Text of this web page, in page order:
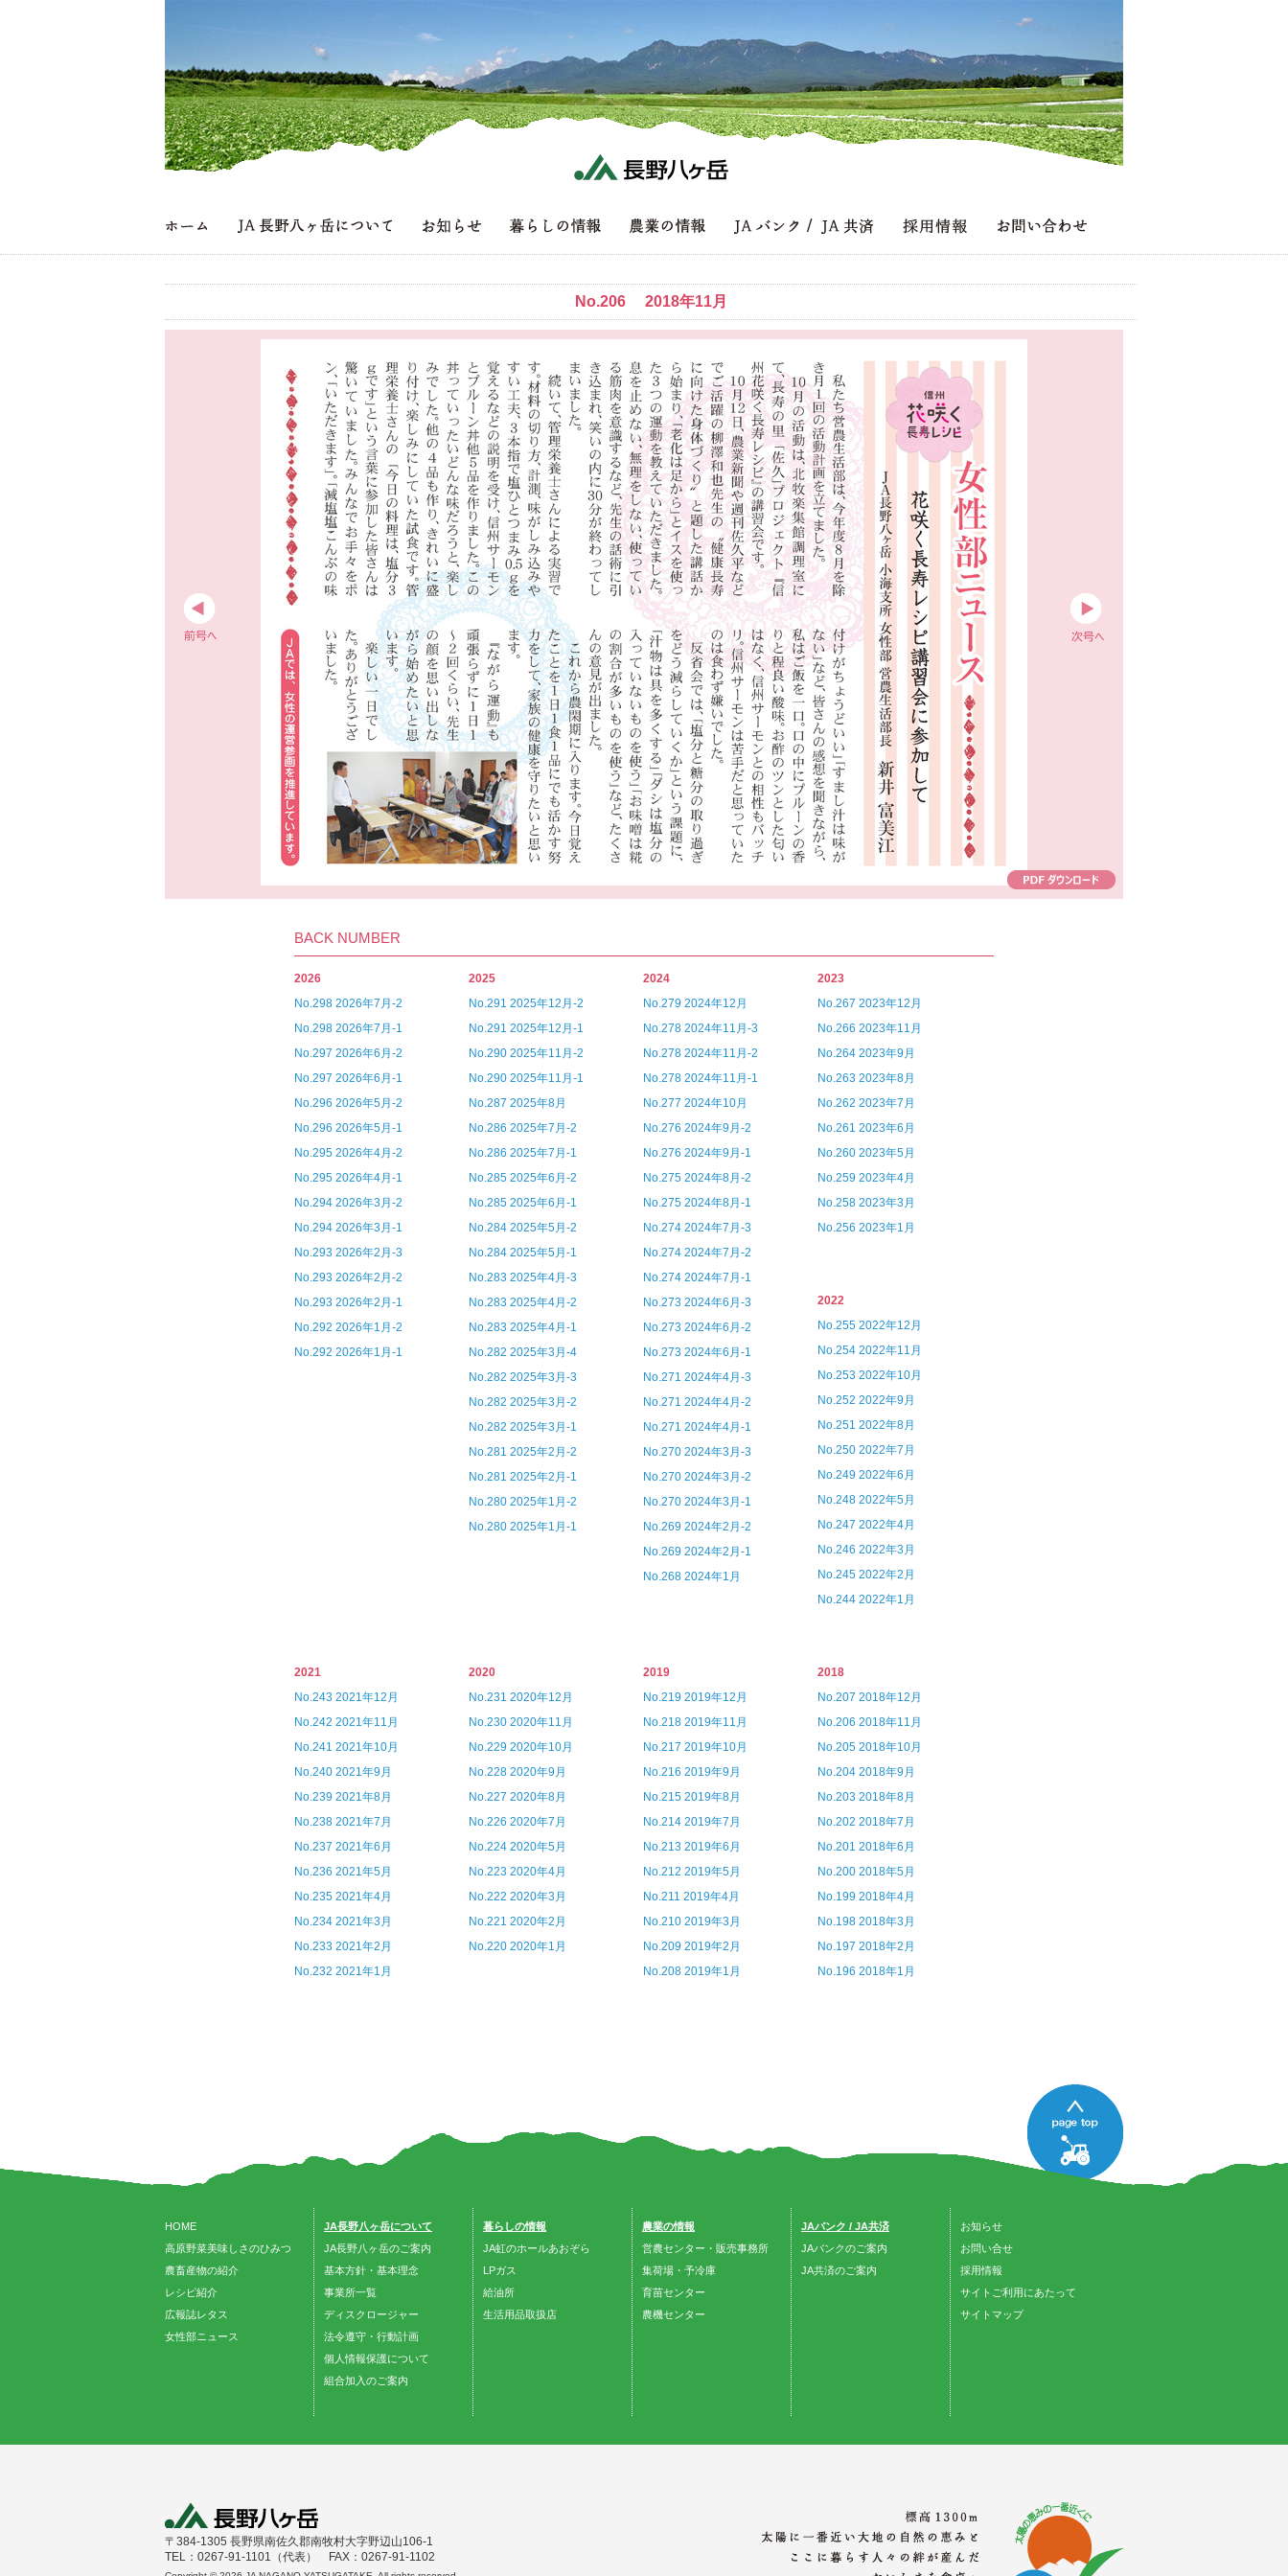
No.206 2018年11月
BACK NUMBER
2026
No.298 2026年7月-2
No.298 2026年7月-1
No.297 2026年6月-2
No.297 2026年6月-1
No.296 2026年5月-2
No.296 2026年5月-1
No.295 2026年4月-2
No.295 2026年4月-1
No.294 2026年3月-2
No.294 2026年3月-1
No.293 2026年2月-3
No.293 2026年2月-2
No.293 2026年2月-1
No.292 2026年1月-2
No.292 2026年1月-1
2025
No.291 2025年12月-2
No.291 2025年12月-1
No.290 2025年11月-2
No.290 2025年11月-1
No.287 2025年8月
No.286 2025年7月-2
No.286 2025年7月-1
No.285 2025年6月-2
No.285 2025年6月-1
No.284 2025年5月-2
No.284 2025年5月-1
No.283 2025年4月-3
No.283 2025年4月-2
No.283 2025年4月-1
No.282 2025年3月-4
No.282 2025年3月-3
No.282 2025年3月-2
No.282 2025年3月-1
No.281 2025年2月-2
No.281 2025年2月-1
No.280 2025年1月-2
No.280 2025年1月-1
2024
No.279 2024年12月
No.278 2024年11月-3
No.278 2024年11月-2
No.278 2024年11月-1
No.277 2024年10月
No.276 2024年9月-2
No.276 2024年9月-1
No.275 2024年8月-2
No.275 2024年8月-1
No.274 2024年7月-3
No.274 2024年7月-2
No.274 2024年7月-1
No.273 2024年6月-3
No.273 2024年6月-2
No.273 2024年6月-1
No.271 2024年4月-3
No.271 2024年4月-2
No.271 2024年4月-1
No.270 2024年3月-3
No.270 2024年3月-2
No.270 2024年3月-1
No.269 2024年2月-2
No.269 2024年2月-1
No.268 2024年1月
2023
No.267 2023年12月
No.266 2023年11月
No.264 2023年9月
No.263 2023年8月
No.262 2023年7月
No.261 2023年6月
No.260 2023年5月
No.259 2023年4月
No.258 2023年3月
No.256 2023年1月
2022
No.255 2022年12月
No.254 2022年11月
No.253 2022年10月
No.252 2022年9月
No.251 2022年8月
No.250 2022年7月
No.249 2022年6月
No.248 2022年5月
No.247 2022年4月
No.246 2022年3月
No.245 2022年2月
No.244 2022年1月
2021
No.243 2021年12月
No.242 2021年11月
No.241 2021年10月
No.240 2021年9月
No.239 2021年8月
No.238 2021年7月
No.237 2021年6月
No.236 2021年5月
No.235 2021年4月
No.234 2021年3月
No.233 2021年2月
No.232 2021年1月
2020
No.231 2020年12月
No.230 2020年11月
No.229 2020年10月
No.228 2020年9月
No.227 2020年8月
No.226 2020年7月
No.224 2020年5月
No.223 2020年4月
No.222 2020年3月
No.221 2020年2月
No.220 2020年1月
2019
No.219 2019年12月
No.218 2019年11月
No.217 2019年10月
No.216 2019年9月
No.215 2019年8月
No.214 2019年7月
No.213 2019年6月
No.212 2019年5月
No.211 2019年4月
No.210 2019年3月
No.209 2019年2月
No.208 2019年1月
2018
No.207 2018年12月
No.206 2018年11月
No.205 2018年10月
No.204 2018年9月
No.203 2018年8月
No.202 2018年7月
No.201 2018年6月
No.200 2018年5月
No.199 2018年4月
No.198 2018年3月
No.197 2018年2月
No.196 2018年1月
HOME
高原野菜美味しさのひみつ
農畜産物の紹介
レシピ紹介
広報誌レタス
女性部ニュース
JA長野八ヶ岳について
JA長野八ヶ岳のご案内
基本方針・基本理念
事業所一覧
ディスクロージャー
法令遵守・行動計画
個人情報保護について
組合加入のご案内
暮らしの情報
JA虹のホールあおぞら
LPガス
給油所
生活用品取扱店
農業の情報
営農センター・販売事務所
集荷場・予冷庫
育苗センター
農機センター
JAバンク / JA共済
JAバンクのご案内
JA共済のご案内
お知らせ
お問い合せ
採用情報
サイトご利用にあたって
サイトマップ
〒384-1305 長野県南佐久郡南牧村大字野辺山106-1
TEL：0267-91-1101（代表） FAX：0267-91-1102